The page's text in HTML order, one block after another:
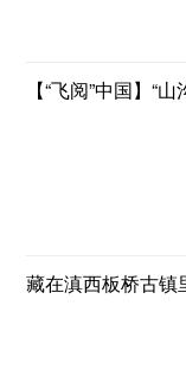
【“飞阅”中国】“
藏在滇西板桥古镇